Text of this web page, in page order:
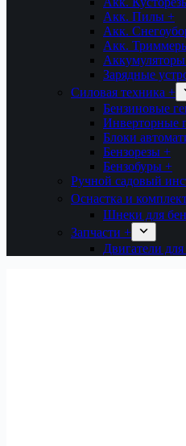
Акк. Пилы +
Акк.
Акк.
Зарядные
Силовая техника +
Бензиновые
Инверторные
Блоки
Бензорезы +
Бензобуры +
Ручной садовый
Оснастка и
Шнеки для
Запчасти +
Двигатели